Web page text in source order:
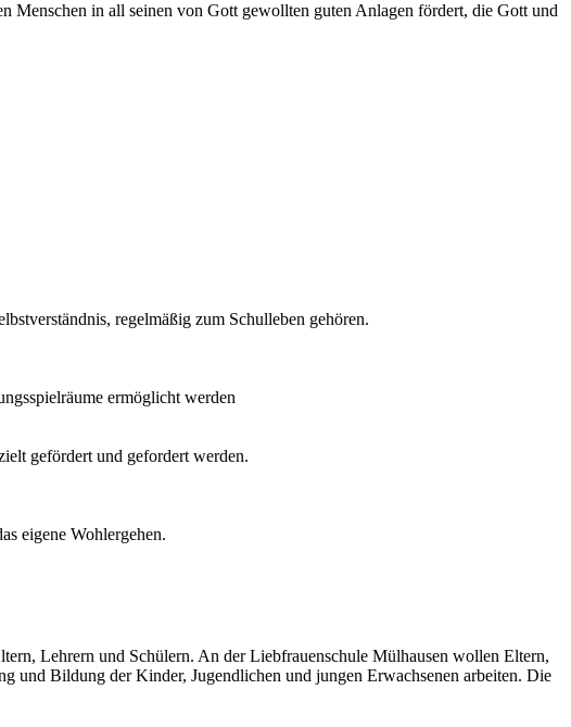
Menschen in all seinen von Gott gewollten guten Anlagen fördert, die Gott und
regelmäßig zum Schulleben gehören.
ermöglicht werden
gefördert und gefordert werden.
eigene Wohlergehen.
Lehrern und Schülern. An der Liebfrauenschule Mülhausen wollen Eltern,
und Bildung der Kinder, Jugendlichen und jungen Erwachsenen arbeiten. Die